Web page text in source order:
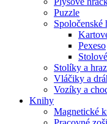
Puzzle
Spoločenské
Pexeso
Stolíky a
Vláčiky a
Vozíky a
Knihy
Magnetické